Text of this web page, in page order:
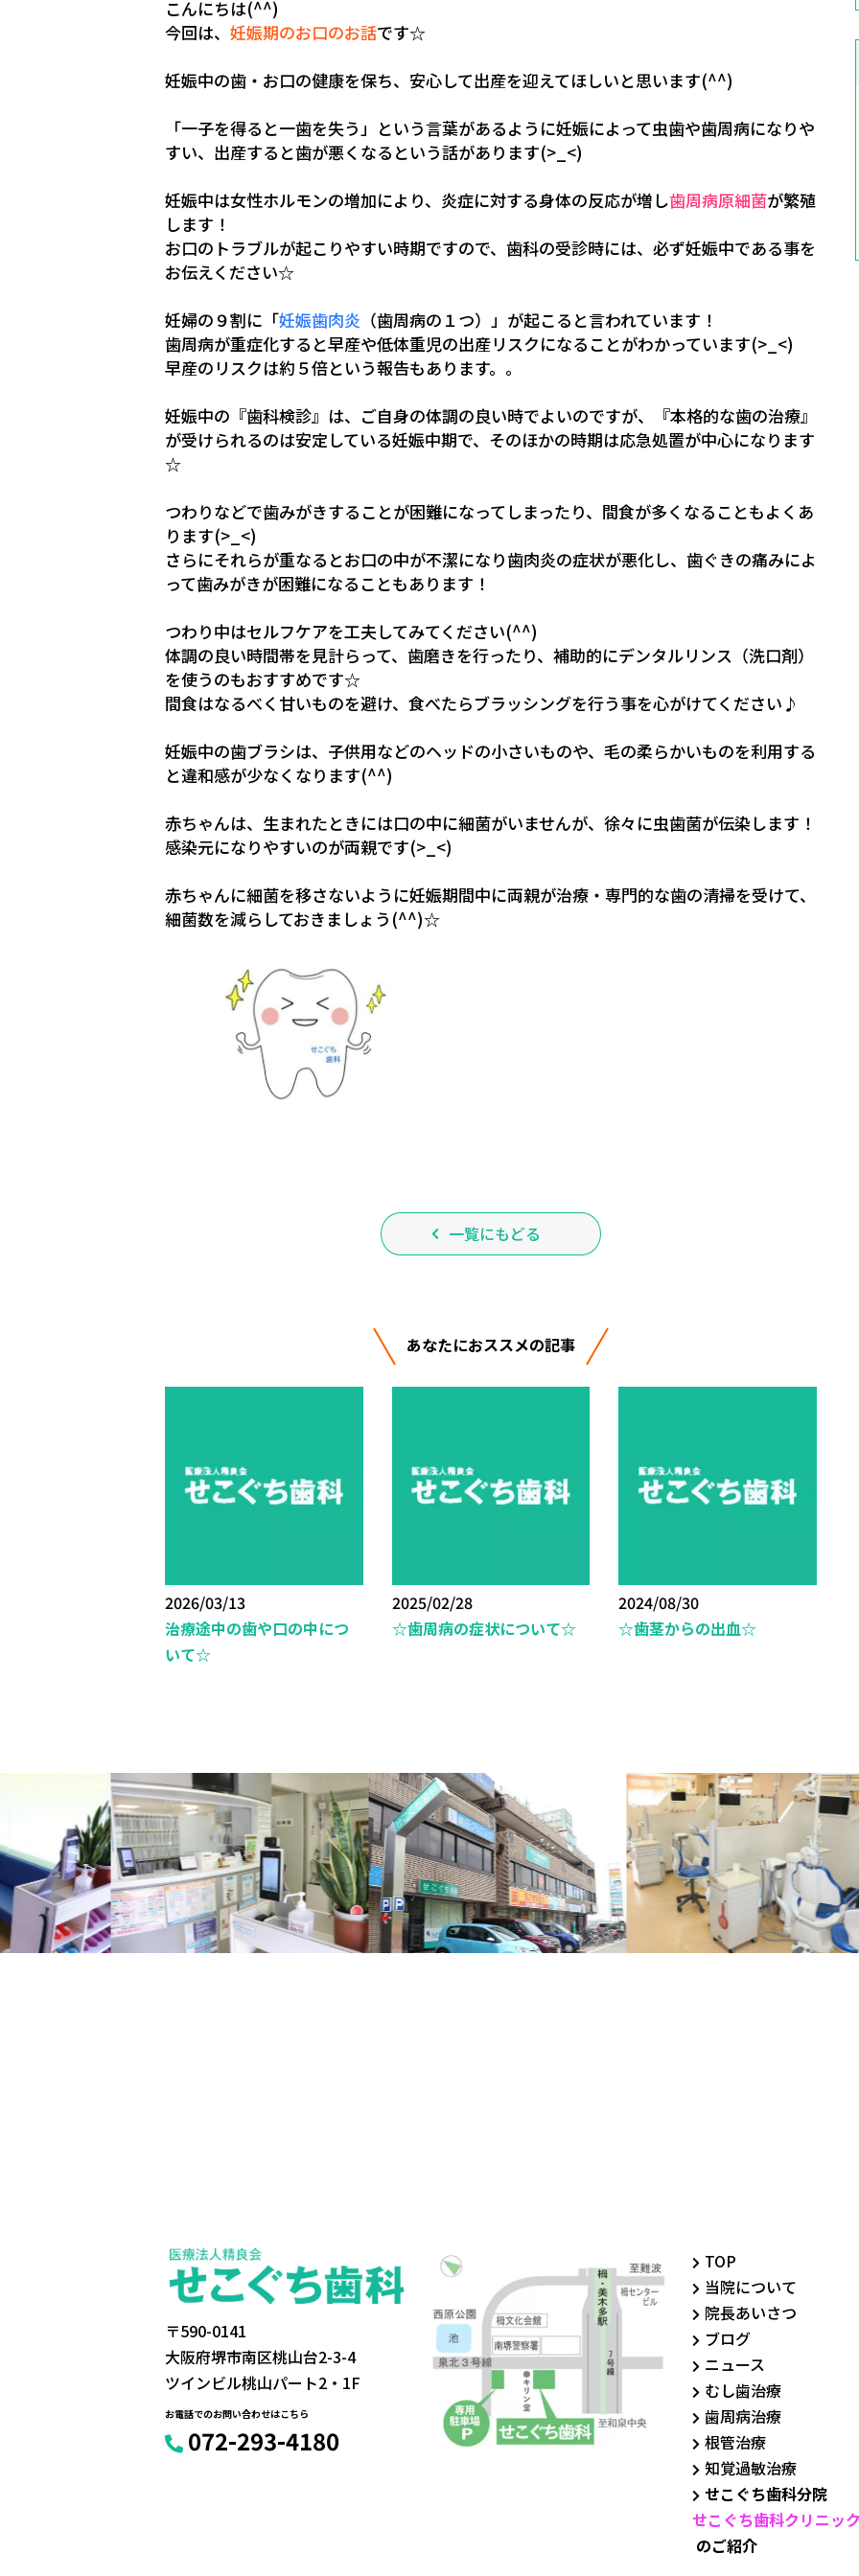
こんにちは(^^)
今回は、 妊娠期のお口のお話です☆
妊娠中の歯・お口の健康を保ち、安心して出産を迎えてほしいと思います(^^)
「一子を得ると一歯を失う」という言葉があるように妊娠によって虫歯や歯周病になりや
すい、出産すると歯が悪くなるという話があります(>_<)
妊娠中は女性ホルモンの増加により、炎症に対する身体の反応が増し歯周病原細菌が繁殖
します！
お口のトラブルが起こりやすい時期ですので、歯科の受診時には、必ず妊娠中である事を
お伝えください☆
妊婦の９割に「妊娠歯肉炎 （歯周病の１つ）」が起こると言われています！
歯周病が重症化すると早産や低体重児の出産リスクになることがわかっています(>_<)
早産のリスクは約５倍という報告もあります。。
妊娠中の『歯科検診』は、ご自身の体調の良い時でよいのですが、『本格的な歯の治療』
が受けられるのは安定している妊娠中期で、そのほかの時期は応急処置が中心になります
☆
つわりなどで歯みがきすることが困難になってしまったり、間食が多くなることもよくあ
ります(>_<)
さらにそれらが重なるとお口の中が不潔になり歯肉炎の症状が悪化し、歯ぐきの痛みによ
って歯みがきが困難になることもあります！
つわり中はセルフケアを工夫してみてください(^^)
体調の良い時間帯を見計らって、歯磨きを行ったり、補助的にデンタルリンス（洗口剤）
を使うのもおすすめです☆
間食はなるべく甘いものを避け、食べたらブラッシングを行う事を心がけてください♪
妊娠中の歯ブラシは、子供用などのヘッドの小さいものや、毛の柔らかいものを利用する
と違和感が少なくなります(^^)
赤ちゃんは、生まれたときには口の中に細菌がいませんが、徐々に虫歯菌が伝染します！
感染元になりやすいのが両親です(>_<)
赤ちゃんに細菌を移さないように妊娠期間中に両親が治療・専門的な歯の清掃を受けて、
細菌数を減らしておきましょう(^^)☆
一覧にもどる
あなたにおススメの記事
2026/03/13
治療途中の歯や口の中につ
いて☆
2025/02/28
☆歯周病の症状について☆
2024/08/30
☆歯茎からの出血☆
〒590-0141
大阪府堺市南区桃山台2-3-4
ツインビル桃山パート2・1F
お電話でのお問い合わせはこちら
072-293-4180
TOP
当院について
院長あいさつ
ブログ
ニュース
むし歯治療
歯周病治療
根管治療
知覚過敏治療
せこぐち歯科分院
せこぐち歯科クリニック
のご紹介